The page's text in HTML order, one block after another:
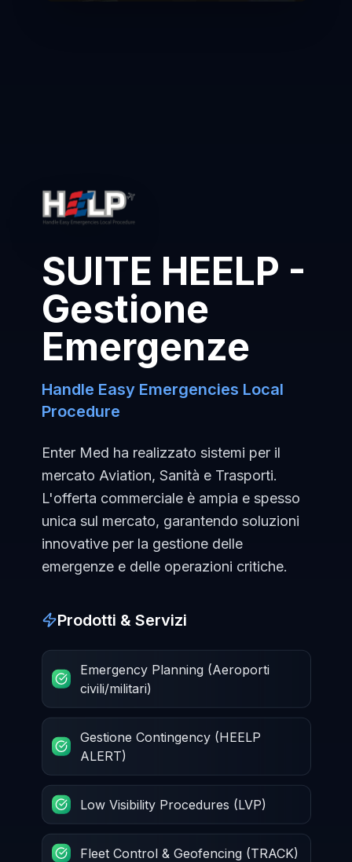
SUITE HEELP -
Gestione
Emergenze
Handle Easy Emergencies Local
Procedure
Enter Med ha realizzato sistemi per il
mercato Aviation, Sanità e Trasporti.
L'offerta commerciale è ampia e spesso
unica sul mercato, garantendo soluzioni
innovative per la gestione delle
emergenze e delle operazioni critiche.
Prodotti & Servizi
Emergency Planning (Aeroporti
civili/militari)
Gestione Contingency (HEELP
ALERT)
Low Visibility Procedures (LVP)
Fleet Control & Geofencing (TRACK)